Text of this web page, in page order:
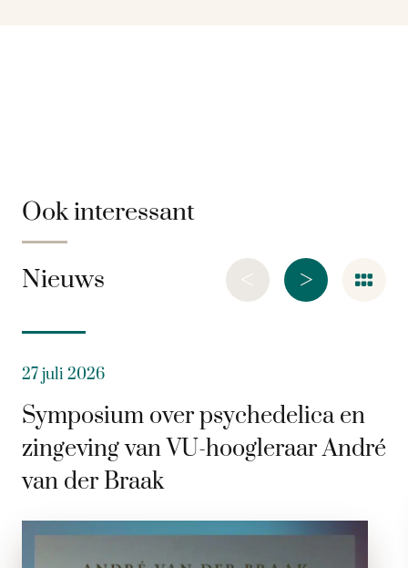
Ook interessant
Nieuws >
<
27 juli 2026
Symposium over psychedelica en
zingeving van VU-hoogleraar André
van der Braak